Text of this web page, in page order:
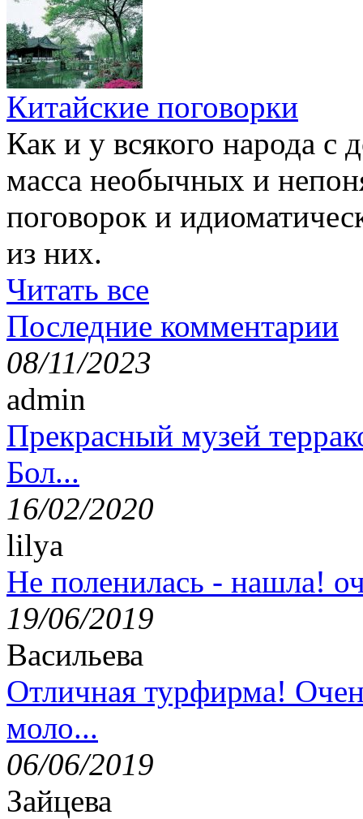
Китайские поговорки
Как и у всякого народа с
масса необычных и
поговорок и
из них.
Читать все
Последние комментарии
08/11/2023
admin
Прекрасный музей
Бол...
16/02/2020
lilya
Не поленилась - нашла!
19/06/2019
Васильева
Отличная турфирма!
моло...
06/06/2019
Зайцева